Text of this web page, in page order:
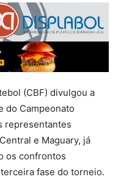
(CBF) divulgou a
do Campeonato
representantes
e Maguary, já
os confrontos
fase do torneio.